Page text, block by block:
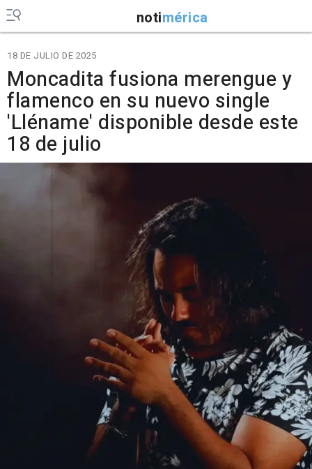
notimérica
18 DE JULIO DE 2025
Moncadita fusiona merengue y
flamenco en su nuevo single
'Lléname' disponible desde este
18 de julio